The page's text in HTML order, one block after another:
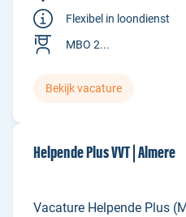
Flexibel in loondienst
MBO 2...
Bekijk vacature
Helpende Plus VVT | Almere
Vacature Helpende Plus